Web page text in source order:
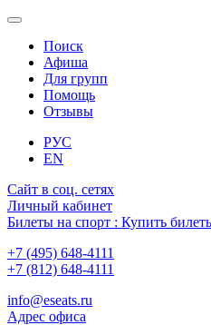
Поиск
Афиша
Для групп
Помощь
Отзывы
РУС
EN
Сайт в соц. сетях
Личный кабинет
Билеты на спорт : Купить
+7 (495) 648-4111
+7 (812) 648-4111
info@eseats.ru
Адрес офиса